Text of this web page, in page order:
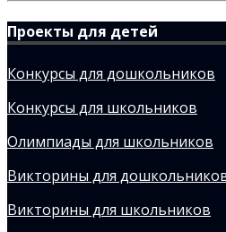
Проекты для детей
Конкурсы для дошкольников
Конкурсы для школьников
Олимпиады для школьников
Викторины для
Викторины для школьников